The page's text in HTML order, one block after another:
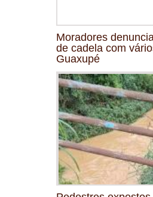
Moradores
de cadela com
Guaxupé